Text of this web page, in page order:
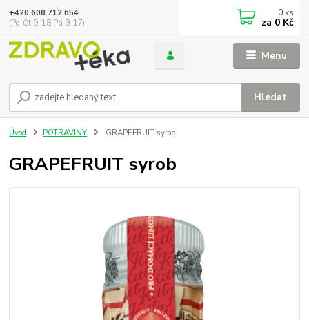
Menu
Hledat
+420 608 712 654
(Po-Čt 9-18,Pá 9-17)
0 ks
za 0 Kč
Úvod POTRAVINY GRAPEFRUIT syrob
GRAPEFRUIT syrob